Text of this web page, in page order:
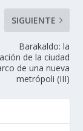
SIGUIENTE
Barakaldo: la
de la ciudad
de una nueva
metrópoli (III)